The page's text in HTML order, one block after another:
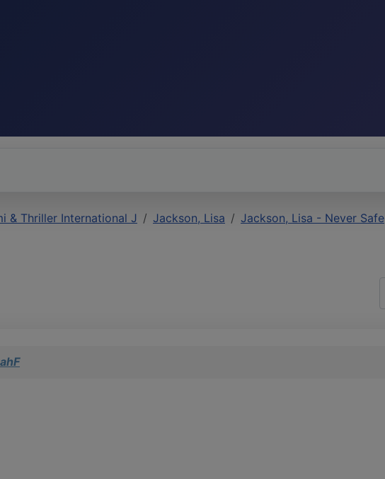
& Thriller International J Jackson, Lisa Jackson, Lisa - Never Safe